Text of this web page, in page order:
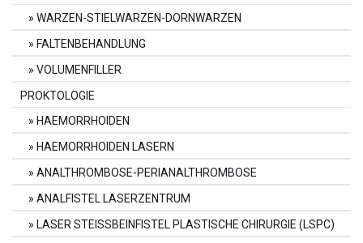
WARZEN-STIELWARZEN-DORNWARZEN
FALTENBEHANDLUNG
VOLUMENFILLER
PROKTOLOGIE
HAEMORRHOIDEN
HAEMORRHOIDEN LASERN
ANALTHROMBOSE-PERIANALTHROMBOSE
ANALFISTEL LASERZENTRUM
LASER STEISSBEINFISTEL PLASTISCHE CHIRURGIE (LSPC)